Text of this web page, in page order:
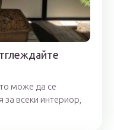
може да се
всеки интериор,